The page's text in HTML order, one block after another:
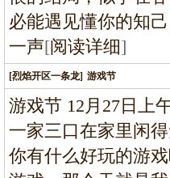
必能遇见懂你的知
一声[阅读详细]
[烈焰开区一条龙] 游戏节
游戏节 12月27日上
一家三口在家里闲
你有什么好玩的游